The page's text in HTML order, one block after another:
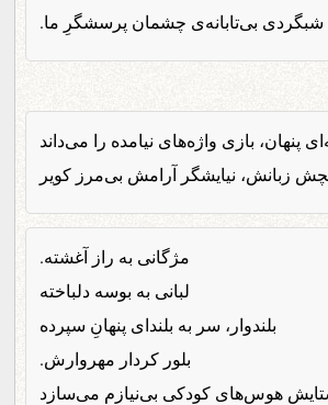
شبگردی بی‌تابانه‌ی چشمان پرسشگرِ ما.
پنهان، بازی واژه‌های نیامده را می‌داند
زبانش، نیایشگر آرامش بی‌مرز کویر
مژگانی به راز آغشته.
لبانی به بوسه دلباخته
بلندوار، سر به بلندای پنهانِ سپرده
بلور کردار مهروارش.
هوس‌های کودکی بی‌نیازم می‌سازد